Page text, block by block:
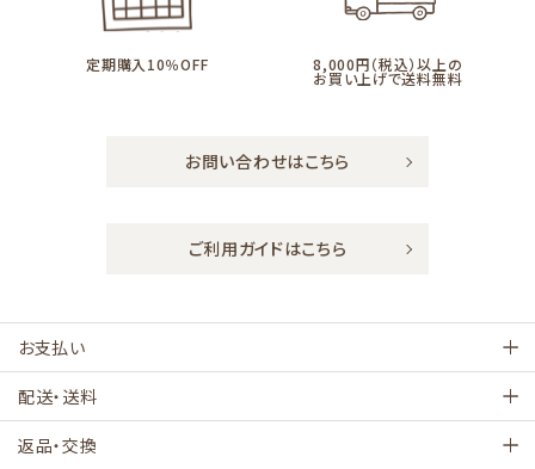
定期購入10％OFF 8,000円（税込）以上の
お買い上げで送料無料
お問い合わせはこちら
ご利用ガイドはこちら
お支払い
配送・送料
返品・交換